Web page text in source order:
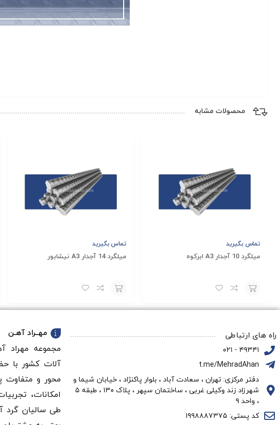
استاندارد
واحد
محل تحویل
میلگردهای فولادی موجود است که هر کدام سطوح مقاومتی متفاوتی را ارائه
صورتی که در انتخاب سایز و گرید مناسب میلگرد پروژه خود مردد مانده‌اید،
محصولات مشابه
تماس بگیرید
میلگرد 10 آجدار A3 ابرکوه
سبد
تماس بگیرید
میلگرد 14 آجدار A3 نیشابور
سبد
راه های ارتباطی
۴۹۳۴۱ - ۰۲۱
t.me/MehradAhan
دفتر مرکزی: تهران ، سعادت آباد ، بلوار پاکنژاد ، خیابان شیما و
شهرزاد زند وکیلی غربی ، ساختمان سپهر ، پلاک ۱۳۰ ، طبقه ۵
، واحد ۹
کد پستی: ۱۹۹۸۸۸۷۳۷۵
مهــراد آهـن
مجموعه مهراد
آلات کشور با
محور و متفاوت
امکانات،
طی سالیان گرد